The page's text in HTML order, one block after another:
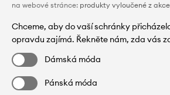
na webové stránce: produkty vyloučené z akce
Chceme, aby do vaší schránky
opravdu zajímá. Řekněte nám, zda vás
Dámská móda
Pánská móda